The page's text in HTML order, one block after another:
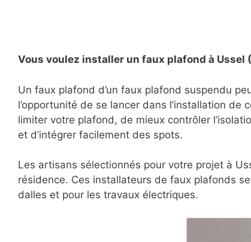
Vous voulez installer un faux plafond à Ussel
Un faux plafond d’un faux plafond suspendu
l’opportunité de se lancer dans l’installation
limiter votre plafond, de mieux contrôler
et d’intégrer facilement des spots.
Les artisans sélectionnés pour votre projet à
résidence. Ces installateurs de faux plafonds
dalles et pour les travaux électriques.